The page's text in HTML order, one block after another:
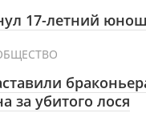
17-летний
за убитого лося